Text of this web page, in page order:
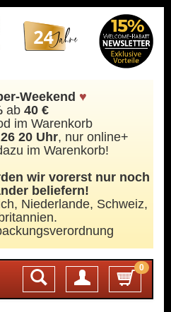
Weekend ♥
ab 40 €
im Warenkorb
20 Uhr, nur online+
im Warenkorb!
wir vorerst nur noch
beliefern!
Niederlande, Schweiz,
0
Login